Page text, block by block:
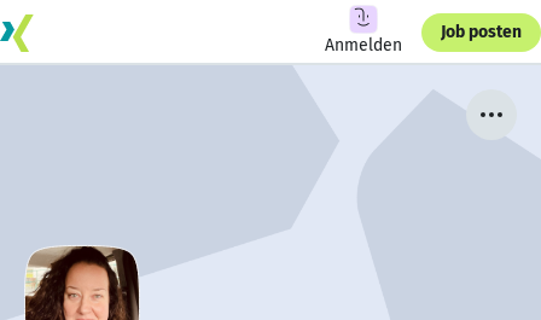
Anmelden
Job posten